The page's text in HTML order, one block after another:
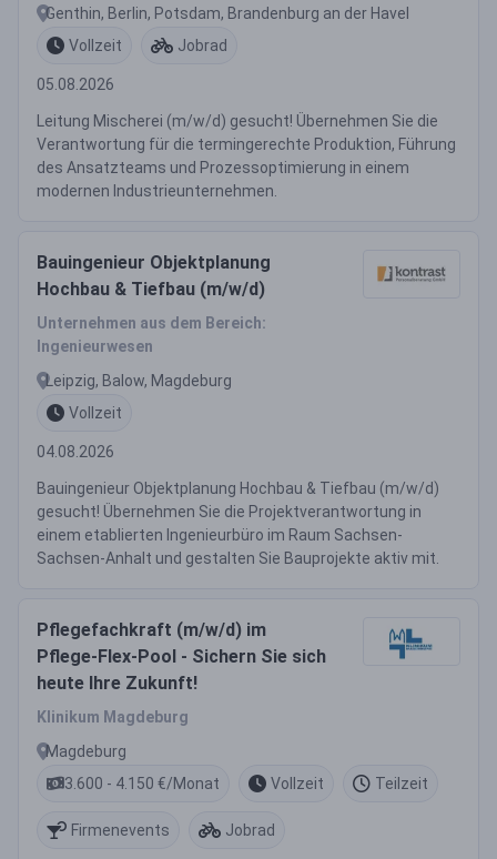
Genthin, Berlin, Potsdam, Brandenburg an der Havel
Vollzeit
Jobrad
05.08.2026
Leitung Mischerei (m/w/d) gesucht! Übernehmen Sie die
Verantwortung für die termingerechte Produktion, Führung
des Ansatzteams und Prozessoptimierung in einem
modernen Industrieunternehmen.
Bauingenieur Objektplanung
Hochbau & Tiefbau (m/w/d)
Unternehmen aus dem Bereich:
Ingenieurwesen
Leipzig, Balow, Magdeburg
Vollzeit
04.08.2026
Bauingenieur Objektplanung Hochbau & Tiefbau (m/w/d)
gesucht! Übernehmen Sie die Projektverantwortung in
einem etablierten Ingenieurbüro im Raum Sachsen-
Sachsen-Anhalt und gestalten Sie Bauprojekte aktiv mit.
Pflegefachkraft (m/w/d) im
Pflege-Flex-Pool - Sichern Sie sich
heute Ihre Zukunft!
Klinikum Magdeburg
Magdeburg
3.600 - 4.150 €/Monat
Vollzeit Teilzeit
Firmenevents Jobrad